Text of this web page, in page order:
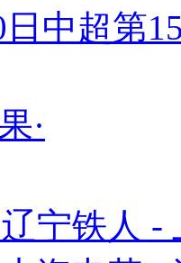
日中超第
·
宁铁人 -